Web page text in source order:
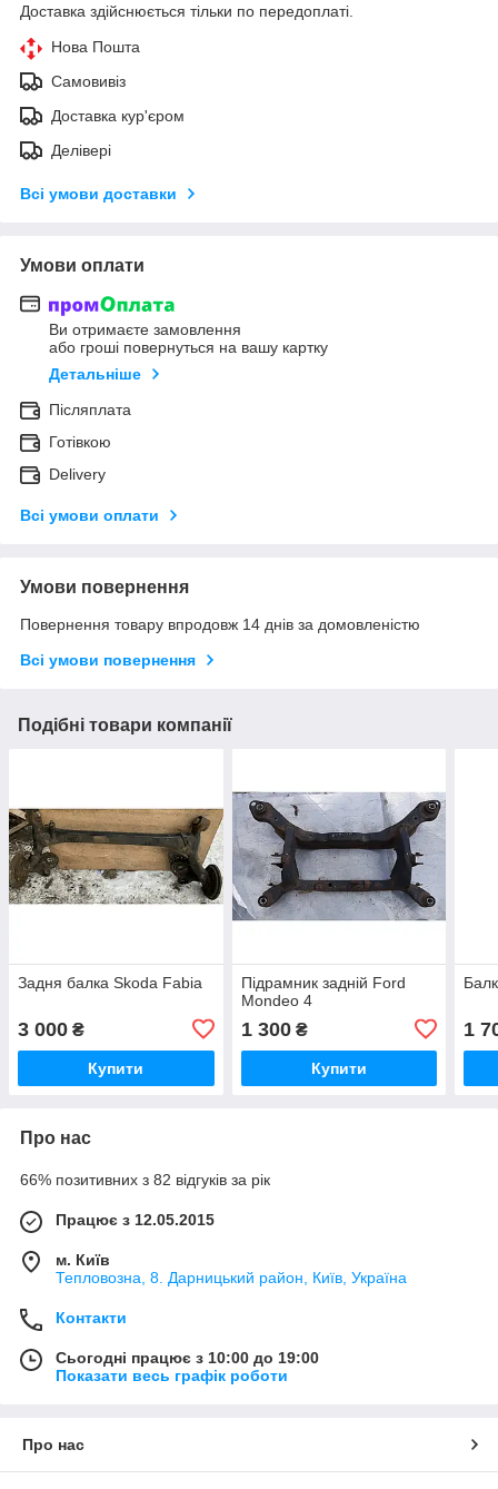
Доставка здійснюється тільки по передоплаті.
Нова Пошта
Самовивіз
Доставка кур'єром
Делівері
Всі умови доставки
Умови оплати
Ви отримаєте замовлення
або гроші повернуться на вашу картку
Детальніше
Післяплата
Готівкою
Delivery
Всі умови оплати
Умови повернення
Повернення товару впродовж 14 днів за домовленістю
Всі умови повернення
Подібні товари компанії
Задня балка Skoda Fabia
3 000 ₴
Купити
Підрамник задній Ford
Mondeo 4
1 300₴
Купити
1
Про нас
66% позитивних з 82 відгуків за рік
Працює з 12.05.2015
м. Київ
Тепловозна, 8. Дарницький район, Київ, Україна
Контакти
Сьогодні працює з 10:00 до 19:00
Показати весь графік роботи
Про нас